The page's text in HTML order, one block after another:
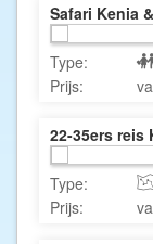
Safari Kenia
Type:
Prijs:
22-35ers reis
Type:
Prijs: